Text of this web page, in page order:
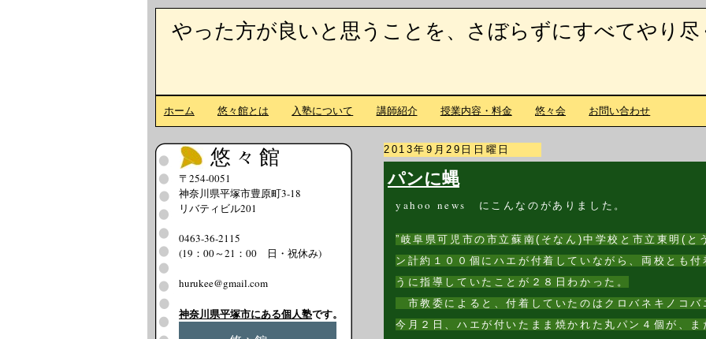
やった方が良いと思うことを、さぼらずにすべてやり尽
ホーム 悠々館とは 入塾について 講師紹介 授業内容・料金 悠々会 お問い合わせ
2013年9月29日日曜日
パンに蝿
yahoo news にこんなのがありました。
”岐阜県可児市の市立蘇南(そなん)中学校と市立東明(と
ン計約１００個にハエが付着していながら、両校とも
うに指導していたことが２８日わかった。
市教委によると、付着していたのはクロバネキノコ
今月２日、ハエが付いたまま焼かれた丸パン４個が、
悠々館
〒254-0051
神奈川県平塚市豊原町3-18
リバティビル201
0463-36-2115
(19：00～21：00 日・祝休み)
hurukee@gmail.com
神奈川県平塚市にある個人塾です。